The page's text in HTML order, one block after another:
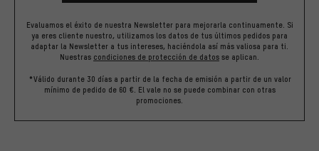
Evaluamos el éxito de nuestra Newsletter para mejorarla continuamente. Si
ya eres cliente nuestro, utilizamos los datos de tus últimos pedidos para
adaptar la Newsletter a tus intereses, haciéndola así más valiosa para ti.
Nuestras condiciones de protección de datos se aplican.
*Válido durante 30 días a partir de la fecha de emisión a partir de un valor
mínimo de pedido de 60 €. El vale no se puede combinar con otras
promociones.